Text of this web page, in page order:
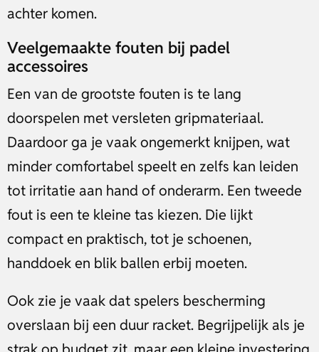
achter komen.
Veelgemaakte fouten bij padel
accessoires
Een van de grootste fouten is te lang
doorspelen met versleten gripmateriaal.
Daardoor ga je vaak ongemerkt knijpen, wat
minder comfortabel speelt en zelfs kan leiden
tot irritatie aan hand of onderarm. Een tweede
fout is een te kleine tas kiezen. Die lijkt
compact en praktisch, tot je schoenen,
handdoek en blik ballen erbij moeten.
Ook zie je vaak dat spelers bescherming
overslaan bij een duur racket. Begrijpelijk als je